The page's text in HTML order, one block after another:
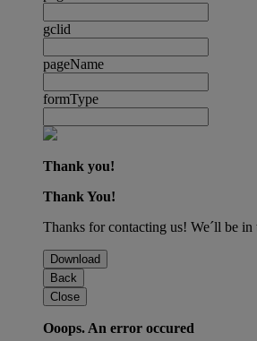
gclid
pageName
formType
Thank you!
Thank You!
Thanks for contacting us! We´ll be in
Download
Back
Close
Ooops. An error occured